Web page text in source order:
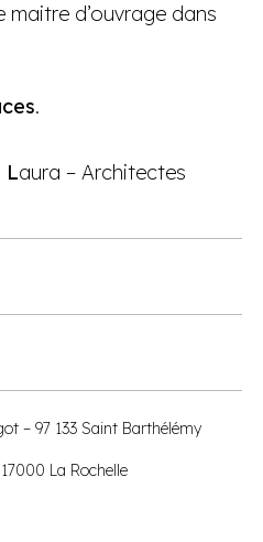
d’ouvrage dans
.
Laura – Architectes
– 97 133 Saint Barthélémy
La Rochelle